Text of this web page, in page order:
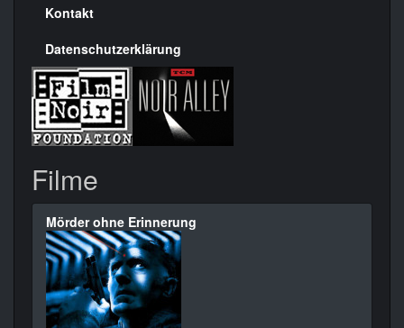
Kontakt
Datenschutzerklärung
Filme
Mörder ohne Erinnerung